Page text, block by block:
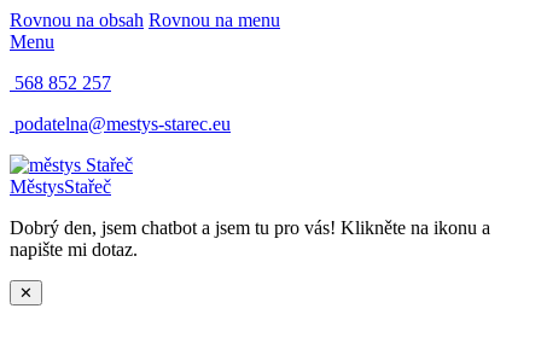
Rovnou na obsah Rovnou na menu
Menu
568 852 257
podatelna@mestys-starec.eu
MěstysStařeč
Dobrý den, jsem chatbot a jsem tu pro vás! Klikněte na ikonu a
napište mi dotaz.
✕